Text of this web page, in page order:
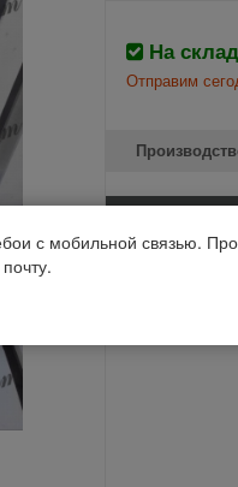
На
Отправим
Дон-1500,
Код 1С: 33576
с мобильной связью.